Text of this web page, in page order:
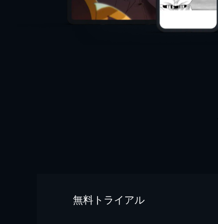
無料トライアル